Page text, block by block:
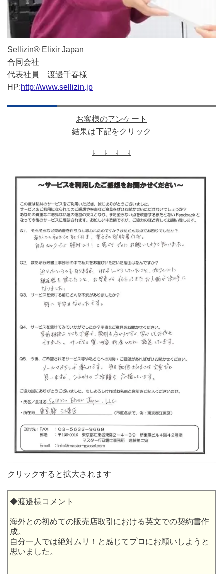
Sellizin® Elixir Japan
合同会社
代表社員 渡邊千春様
HP:http://www.sellizin.jp
お客様のアンケート
結果は下記をクリック
↓ ↓ ↓ ↓
クリックすると拡大されます
◆渡邉様コメント
海外との初めての販売店取引における英文での契約書作
成。
自分一人では絶対ムリ！と感じてプロにお願いしようと
思いました。